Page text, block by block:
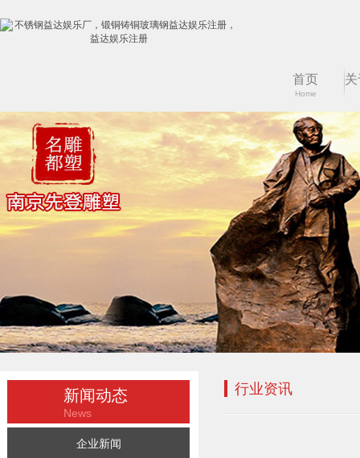
首页
Home
新闻动态
News
企业新闻
行业资讯